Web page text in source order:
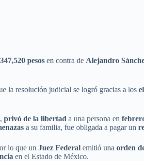
pesos en contra de Alejandro
la resolución judicial se logró gracias a los
privó de la libertad a una persona en
a su familia, fue obligada a pagar un
lo que un Juez Federal emitió una orden
en el Estado de México.